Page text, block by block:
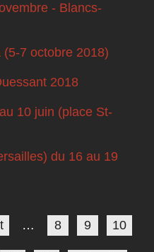
- Blancs-
7 octobre 2018)
2018
10 juin (place St-
du 16 au 19
… 8 9 10